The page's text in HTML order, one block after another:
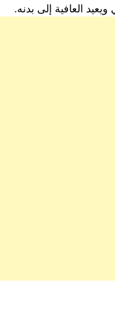
العافية إلى بدنه.